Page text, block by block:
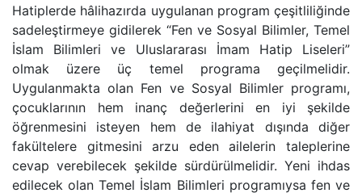
Hatiplerde hâlihazırda uygulanan program çeşitliliğinde
sadeleştirmeye gidilerek “Fen ve Sosyal Bilimler, Temel
İslam Bilimleri ve Uluslararası İmam Hatip Liseleri”
olmak üzere üç temel programa geçilmelidir.
Uygulanmakta olan Fen ve Sosyal Bilimler programı,
çocuklarının hem inanç değerlerini en iyi şekilde
öğrenmesini isteyen hem de ilahiyat dışında diğer
fakültelere gitmesini arzu eden ailelerin taleplerine
cevap verebilecek şekilde sürdürülmelidir. Yeni ihdas
edilecek olan Temel İslam Bilimleri programıysa fen ve